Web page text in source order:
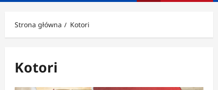
Strona główna Kotori
Kotori